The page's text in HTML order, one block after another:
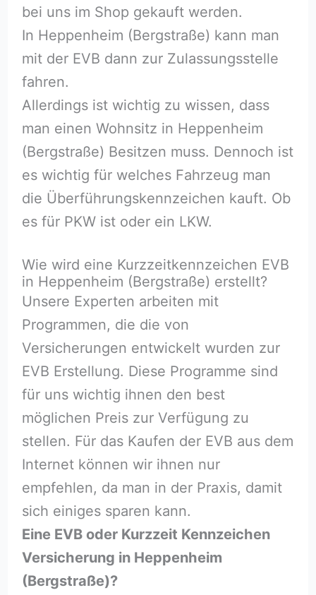
bei uns im Shop gekauft werden.
In Heppenheim (Bergstraße) kann man
mit der EVB dann zur Zulassungsstelle
fahren.
Allerdings ist wichtig zu wissen, dass
man einen Wohnsitz in Heppenheim
(Bergstraße) Besitzen muss. Dennoch ist
es wichtig für welches Fahrzeug man
die Überführungskennzeichen kauft. Ob
es für PKW ist oder ein LKW.
Wie wird eine Kurzzeitkennzeichen EVB
in Heppenheim (Bergstraße) erstellt?
Unsere Experten arbeiten mit
Programmen, die die von
Versicherungen entwickelt wurden zur
EVB Erstellung. Diese Programme sind
für uns wichtig ihnen den best
möglichen Preis zur Verfügung zu
stellen. Für das Kaufen der EVB aus dem
Internet können wir ihnen nur
empfehlen, da man in der Praxis, damit
sich einiges sparen kann.
Eine EVB oder Kurzzeit Kennzeichen
Versicherung in Heppenheim
(Bergstraße)?